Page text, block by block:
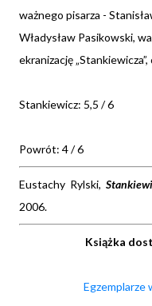
ważnego pisarza -
Władysław Pasikowski,
ekranizację
Stankiewicz: 5,5 / 6
Powrót: 4 / 6
Eustachy Rylski,
2006.
Książka